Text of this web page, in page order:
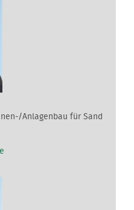
Anlagenbau für Sand